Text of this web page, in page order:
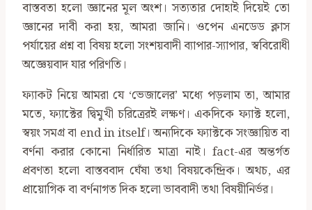
বাস্তবতা হলো জ্ঞানের মূল অংশ। সত্যতার দোহাই দিয়েই তো
জ্ঞানের দাবী করা হয়, আমরা জানি। ওপেন এনডেড ক্লাস
পর্যায়ের প্রশ্ন বা বিষয় হলো সংশয়বাদী ব্যাপার-স্যাপার, স্ববিরোধী
অজ্ঞেয়বাদ যার পরিণতি।
ফ্যাকট নিয়ে আমরা যে ‘ভেজালের’ মধ্যে পড়লাম তা, আমার
মতে, ফ্যাক্টের দ্বিমুখী চরিত্রেরই লক্ষণ। একদিকে ফ্যাক্ট হলো,
স্বয়ং সমগ্র বা end in itself। অন্যদিকে ফ্যাক্টকে সংজ্ঞায়িত বা
বর্ণনা করার কোনো নির্ধারিত মাত্রা নাই। fact-এর অন্তর্গত
প্রবণতা হলো বাস্তববাদ ঘেঁষা তথা বিষয়কেন্দ্রিক। অথচ, এর
প্রায়োগিক বা বর্ণনাগত দিক হলো ভাববাদী তথা বিষয়ীনির্ভর।